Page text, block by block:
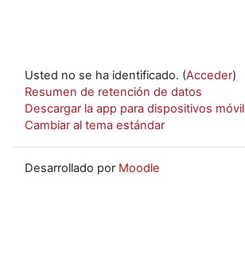
Usted no se ha identificado. (Acceder)
Resumen de retención de datos
Descargar la app para dispositivos
Cambiar al tema estándar
Desarrollado por Moodle